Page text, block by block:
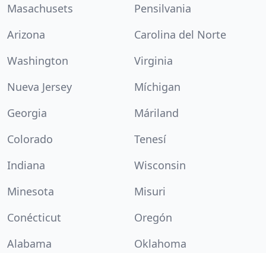
Masachusets
Pensilvania
Arizona
Carolina del Norte
Washington
Virginia
Nueva Jersey
Míchigan
Georgia
Máriland
Colorado
Tenesí
Indiana
Wisconsin
Minesota
Misuri
Conécticut
Oregón
Alabama
Oklahoma